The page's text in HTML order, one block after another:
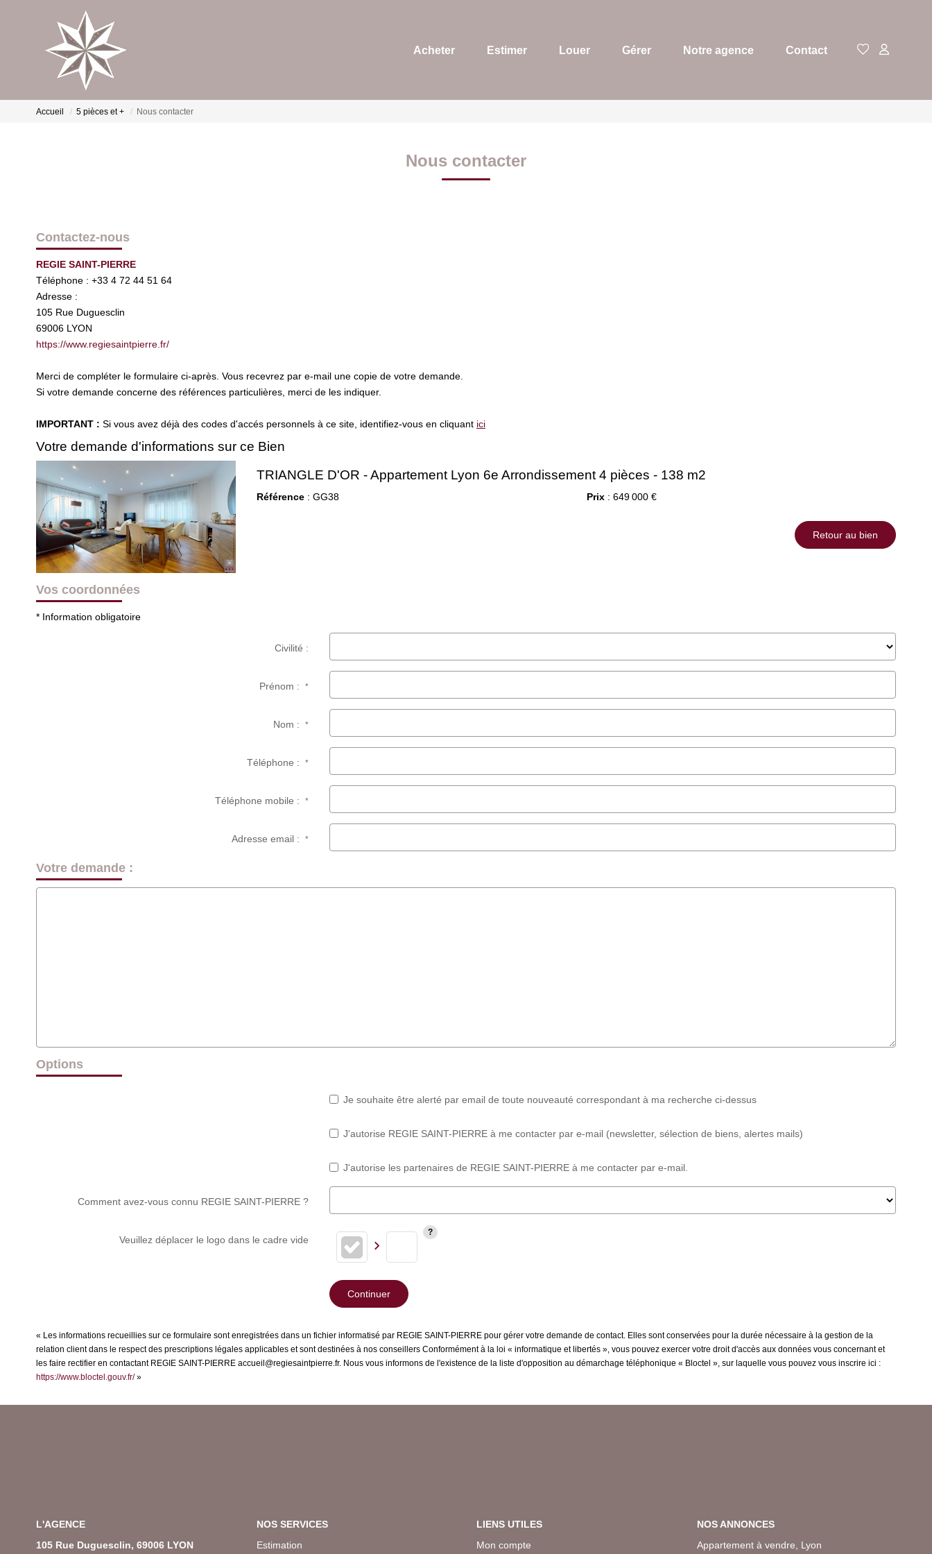
Acheter Estimer Louer Gérer Notre agence Contact
Accueil 5 pièces et + Nous contacter
Nous contacter
Contactez-nous
REGIE SAINT-PIERRE
Téléphone : +33 4 72 44 51 64
Adresse :
105 Rue Duguesclin
69006 LYON
https://www.regiesaintpierre.fr/
Merci de compléter le formulaire ci-après. Vous recevrez par e-mail une copie de votre demande.
Si votre demande concerne des références particulières, merci de les indiquer.
IMPORTANT : Si vous avez déjà des codes d'accés personnels à ce site, identifiez-vous en cliquant ici
Votre demande d'informations sur ce Bien
TRIANGLE D'OR - Appartement Lyon 6e Arrondissement 4 pièces - 138 m2
Référence: GG38 Prix: 649 000 €
Retour au bien
Vos coordonnées
* Information obligatoire
Civilité :
Prénom :*
Nom :*
Téléphone :*
Téléphone mobile :*
Adresse email :*
Votre demande :
Options
Je souhaite être alerté par email de toute nouveauté correspondant à ma recherche ci-dessus
J'autorise REGIE SAINT-PIERRE à me contacter par e-mail (newsletter, sélection de biens, alertes mails)
J'autorise les partenaires de REGIE SAINT-PIERRE à me contacter par e-mail.
Comment avez-vous connu REGIE SAINT-PIERRE ?
Veuillez déplacer le logo dans le cadre vide
Continuer
« Les informations recueillies sur ce formulaire sont enregistrées dans un fichier informatisé par REGIE SAINT-PIERRE pour gérer votre demande de contact. Elles sont conservées pour la durée nécessaire à la gestion de la
relation client dans le respect des prescriptions légales applicables et sont destinées à nos conseillers Conformément à la loi « informatique et libertés », vous pouvez exercer votre droit d'accès aux données vous concernant et
les faire rectifier en contactant REGIE SAINT-PIERRE accueil@regiesaintpierre.fr. Nous vous informons de l'existence de la liste d'opposition au démarchage téléphonique « Bloctel », sur laquelle vous pouvez vous inscrire ici :
https://www.bloctel.gouv.fr/»
L'AGENCE
105 Rue Duguesclin, 69006 LYON
NOS SERVICES
Estimation
LIENS UTILES
Mon compte
NOS ANNONCES
Appartement à vendre, Lyon